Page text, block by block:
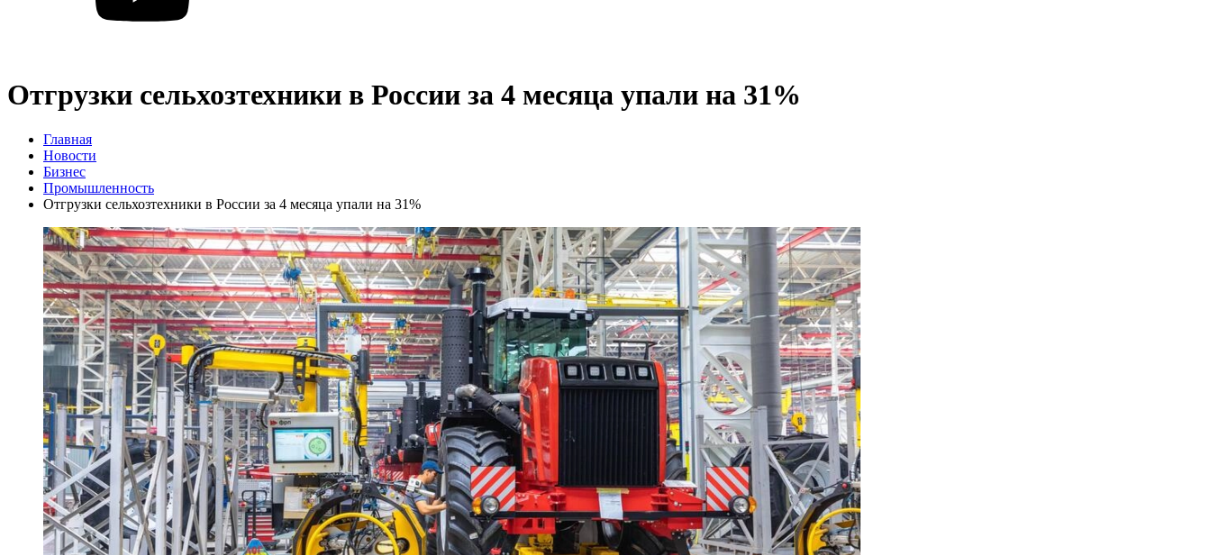
Отгрузки сельхозтехники в России за 4 месяца упали на 31%
Главная
Новости
Бизнес
Промышленность
Отгрузки сельхозтехники в России за 4 месяца упали на 31%